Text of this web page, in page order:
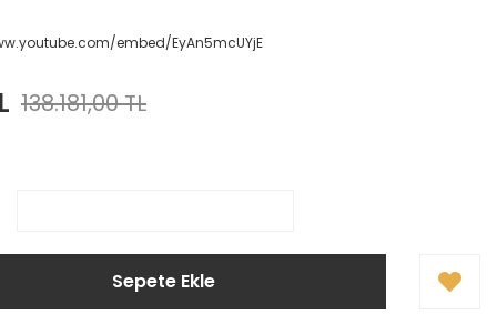
embed/EyAn5mcUYjE
138.181,00 TL
Sepete Ekle